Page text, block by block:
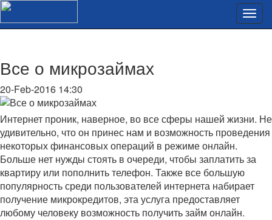
Все о микрозаймах
20-Feb-2016 14:30
Интернет проник, наверное, во все сферы нашей жизни. Не
удивительно, что он принес нам и возможность проведения
некоторых финансовых операций в режиме онлайн.
Больше нет нужды стоять в очереди, чтобы заплатить за
квартиру или пополнить телефон. Также все большую
популярность среди пользователей интернета набирает
получение микрокредитов, эта услуга предоставляет
любому человеку возможность получить займ онлайн.